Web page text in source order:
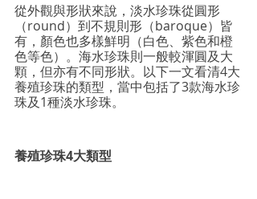
從外觀與形狀來說，淡水珍珠從圓形
（round）到不規則形（baroque）皆
有，顏色也多樣鮮明（白色、紫色和橙
色等色）。海水珍珠則一般較渾圓及大
顆，但亦有不同形狀。以下一文看清4大
養殖珍珠的類型，當中包括了3款海水珍
珠及1種淡水珍珠。
養殖珍珠4大類型